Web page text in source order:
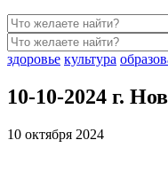
здоровье культура
10-10-2024 г.
10 октября 2024